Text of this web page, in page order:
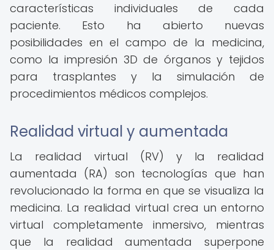
características individuales de cada
paciente. Esto ha abierto nuevas
posibilidades en el campo de la medicina,
como la impresión 3D de órganos y tejidos
para trasplantes y la simulación de
procedimientos médicos complejos.
Realidad virtual y aumentada
La realidad virtual (RV) y la realidad
aumentada (RA) son tecnologías que han
revolucionado la forma en que se visualiza la
medicina. La realidad virtual crea un entorno
virtual completamente inmersivo, mientras
que la realidad aumentada superpone